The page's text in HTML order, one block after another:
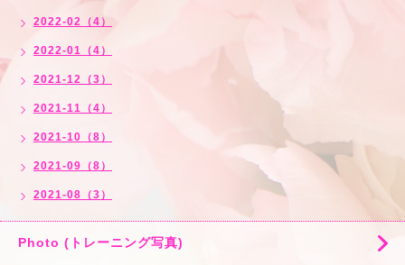
2022-02（4）
2022-01（4）
2021-12（3）
2021-11（4）
2021-10（8）
2021-09（8）
2021-08（3）
Photo (トレーニング写真)